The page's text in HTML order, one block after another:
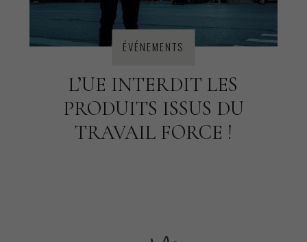
ÉVÉNEMENTS
L’UE INTERDIT LES
PRODUITS ISSUS DU
TRAVAIL FORCE !